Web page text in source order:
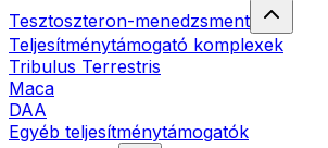
Tesztoszteron-menedzsment
Teljesítménytámogató komplexek
Tribulus Terrestris
Maca
DAA
Egyéb teljesítménytámogatók